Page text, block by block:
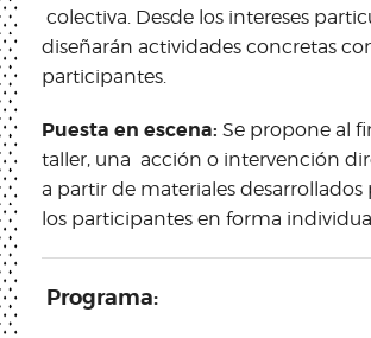
colectiva. Desde los intereses
diseñarán actividades concretas
participantes.
Puesta en escena: Se propone al
taller, una acción o intervención
a partir de materiales desarrollados
los participantes en forma
Programa: